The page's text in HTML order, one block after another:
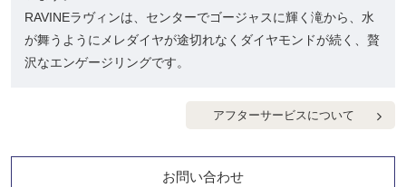
RAVINEラヴィンは、センターでゴージャスに輝く滝から、水
が舞うようにメレダイヤが途切れなくダイヤモンドが続く、贅
沢なエンゲージリングです。
アフターサービスについて
お問い合わせ